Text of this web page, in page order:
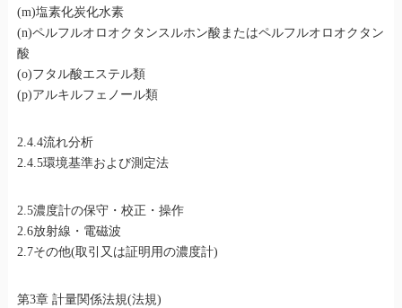
(m)塩素化炭化水素
(n)ペルフルオロオクタンスルホン酸またはペルフルオロオクタン
酸
(o)フタル酸エステル類
(p)アルキルフェノール類
2.4.4流れ分析
2.4.5環境基準および測定法
2.5濃度計の保守・校正・操作
2.6放射線・電磁波
2.7その他(取引又は証明用の濃度計)
第3章 計量関係法規(法規)